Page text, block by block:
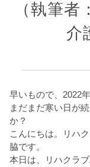
（執筆
介
早いもので、 2022
まだまだ寒い日が
か？
こんにちは。リハ
脇です。
本日は、リハクラ